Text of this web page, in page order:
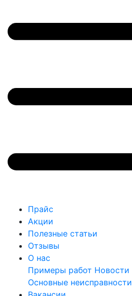
Прайс
Акции
Полезные статьи
Отзывы
О нас
Примеры работ Новости
Основные неисправности